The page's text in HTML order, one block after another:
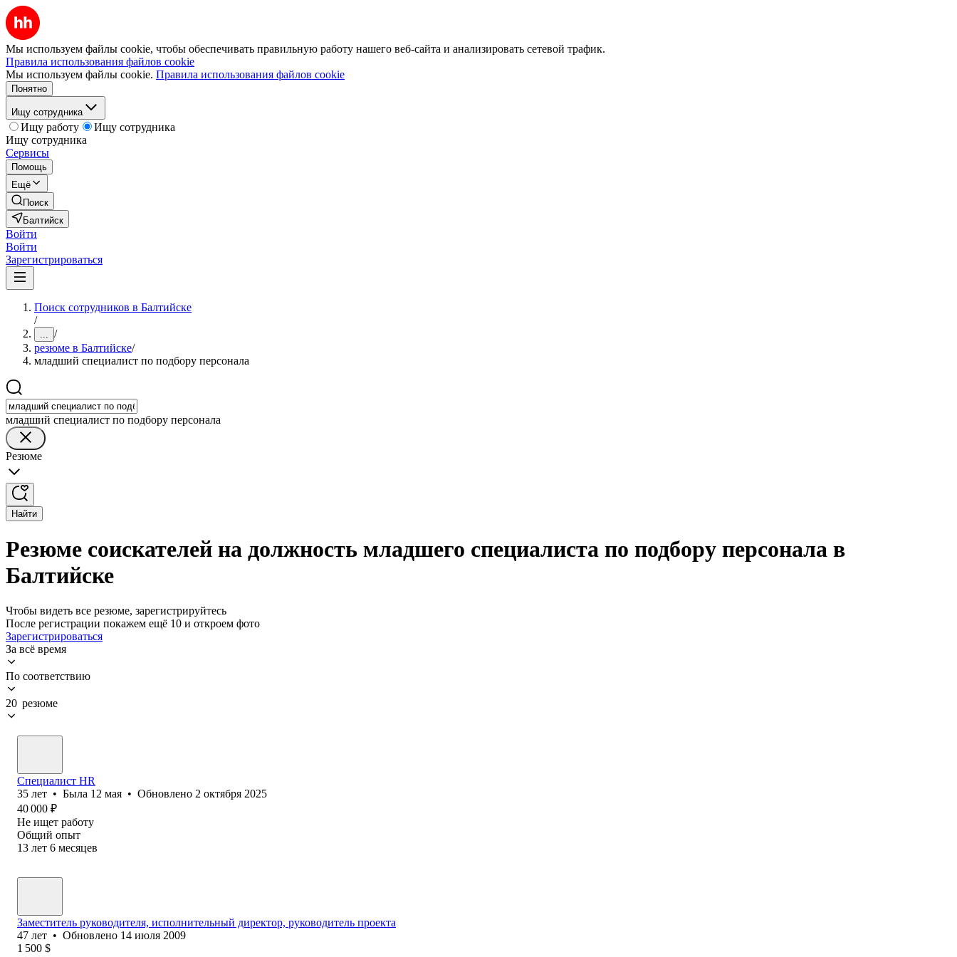
Мы используем файлы cookie, чтобы обеспечивать правильную работу нашего веб-сайта и анализировать сетевой трафик.
Правила использования файлов cookie
Мы используем файлы cookie. Правила использования файлов cookie
Понятно
Ищу сотрудника
Ищу работу
Ищу сотрудника
Ищу сотрудника
Сервисы
Помощь
Ещё
Поиск
Балтийск
Войти
Войти
Зарегистрироваться
Поиск сотрудников в Балтийске
/
... /
резюме в Балтийске/
младший специалист по подбору персонала
младший специалист по подбору персонала
Резюме
Найти
Резюме соискателей на должность младшего специалиста по подбору персонала в
Балтийске
Чтобы видеть все резюме, зарегистрируйтесь
После регистрации покажем ещё 10 и откроем фото
Зарегистрироваться
За всё время
По соответствию
20 резюме
Специалист HR
35 лет • Была 12 мая • Обновлено 2 октября 2025
40 000 ₽
Не ищет работу
Общий опыт
13 лет 6 месяцев
Заместитель руководителя, исполнительный директор, руководитель проекта
47 лет • Обновлено 14 июля 2009
1 500 $